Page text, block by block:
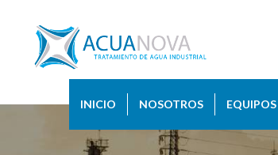
INICIO NOSOTROS EQUIPOS